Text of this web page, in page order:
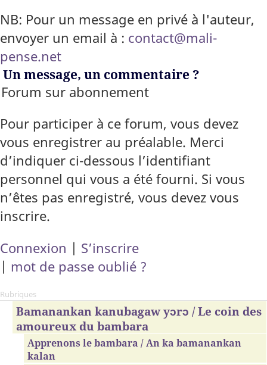
NB: Pour un message en privé à l'auteur,
envoyer un email à : contact@mali-
pense.net
Un message, un commentaire ?
Forum sur abonnement
Pour participer à ce forum, vous devez
vous enregistrer au préalable. Merci
d’indiquer ci-dessous l’identifiant
personnel qui vous a été fourni. Si vous
n’êtes pas enregistré, vous devez vous
inscrire.
Connexion | S’inscrire
| mot de passe oublié ?
Rubriques
Bamanankan kanubagaw yɔrɔ / Le coin des
amoureux du bambara
Apprenons le bambara / An ka bamanankan
kalan